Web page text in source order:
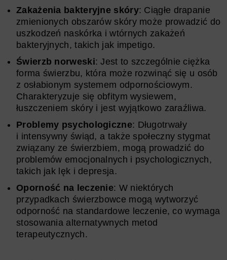
Zakażenia bakteryjne skóry: Ciągłe drapanie
zmienionych obszarów skóry może prowadzić do
uszkodzeń naskórka i wtórnych zakażeń
bakteryjnych, takich jak impetigo.
Świerzb norweski: Jest to szczególnie ciężka
forma świerzbu, która może rozwinąć się u osób
z osłabionym systemem odpornościowym.
Charakteryzuje się obfitym wysiewem,
łuszczeniem skóry i jest wyjątkowo zaraźliwa.
Problemy psychologiczne: Długotrwały
i intensywny świąd, a także społeczny stygmat
związany ze świerzbiem, mogą prowadzić do
problemów emocjonalnych i psychologicznych,
takich jak lęk i depresja.
Oporność na leczenie: W niektórych
przypadkach świerzbowce mogą wytworzyć
odporność na standardowe leczenie, co wymaga
stosowania alternatywnych metod
terapeutycznych.